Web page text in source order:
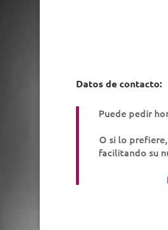
Datos de contacto:
Puede pedir
O si lo
facilitando su